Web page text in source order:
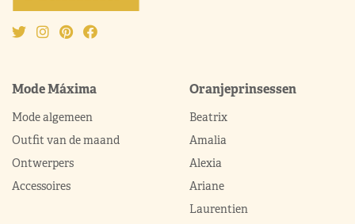
Mode Máxima
Mode algemeen
Outfit van de maand
Ontwerpers
Accessoires
Oranjeprinsessen
Beatrix
Amalia
Alexia
Ariane
Laurentien